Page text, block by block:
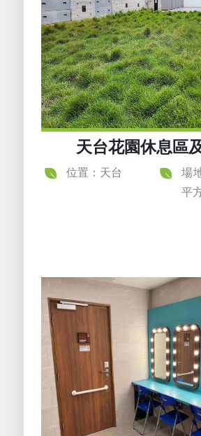
天台花園休息區
位置：天台
場
平